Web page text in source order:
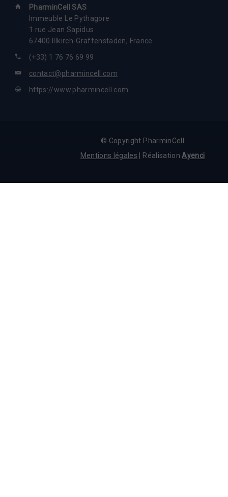
PharminCell SAS
Immeuble Le Pythagore
1 rue Jean Sapidus
67400
Illkirch-Graffenstaden, France
(+33) 1 76 76 69 99
contact@pharmincell.com
https://www.pharmincell.com
© Copyright PharminCell
Mentions légales | RéalisationAyenci